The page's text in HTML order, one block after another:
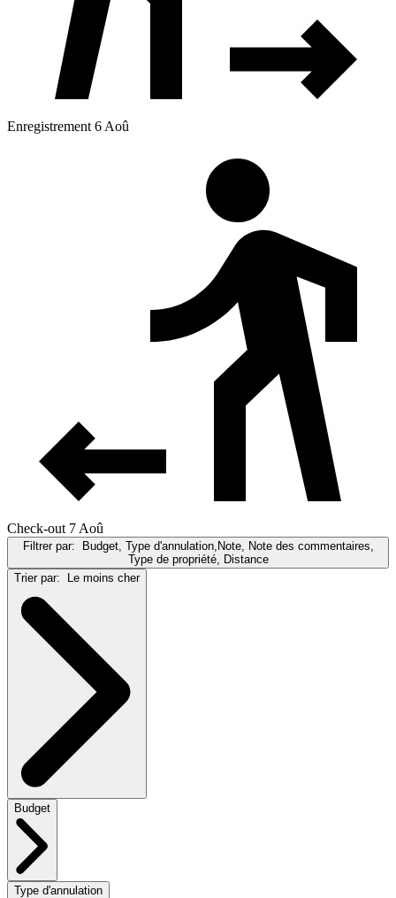
Enregistrement 6 Aoû
Check-out 7 Aoû
Filtrer par: Budget, Type d'annulation,Note, Note des commentaires,
Type de propriété, Distance
Trier par: Le moins cher
Budget
Type d'annulation